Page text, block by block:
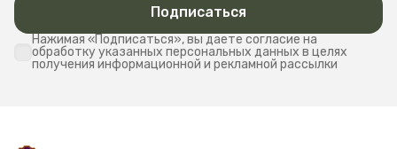
Подписаться
Нажимая «Подписаться», вы даете согласие на
обработку указанных персональных данных в целях
получения информационной и рекламной рассылки